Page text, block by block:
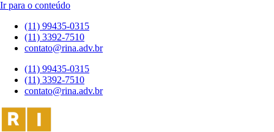
Ir para o conteúdo
(11) 99435-0315
(11) 3392-7510
contato@rina.adv.br
(11) 99435-0315
(11) 3392-7510
contato@rina.adv.br